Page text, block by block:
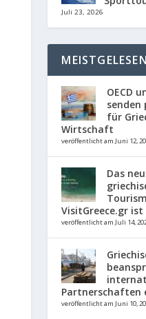
Juli 23, 2026
OECD
senden
für
Wirtschaft
veröffentlicht am Juni 12,
Das
VisitGreece.gr ist
veröffentlicht am Juli 14,
Partnerschaften
veröffentlicht am Juni 10,